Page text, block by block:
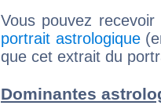
Vous pouvez
portrait astrologique
que cet extrait du
Dominantes